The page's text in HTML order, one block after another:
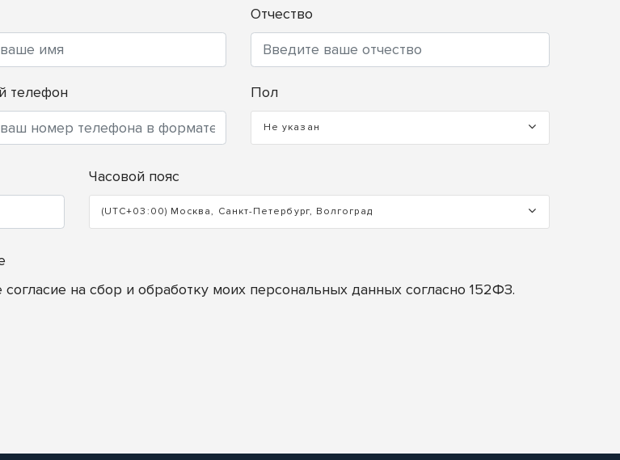
Отчество
телефон Пол
Не указан
Часовой пояс
(UTC+03:00) Москва, Санкт-Петербург, Волгоград
на сбор и обработку моих персональных данных согласно 152ФЗ.